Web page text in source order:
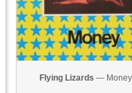
Flying Lizards — Money